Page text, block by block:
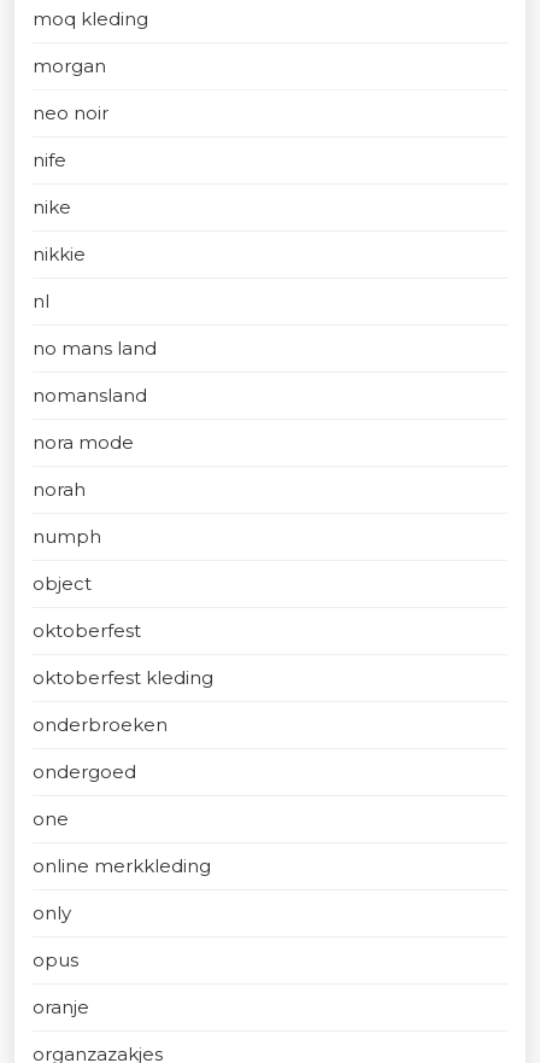
moq kleding
morgan
neo noir
nife
nike
nikkie
nl
no mans land
nomansland
nora mode
norah
numph
object
oktoberfest
oktoberfest kleding
onderbroeken
ondergoed
one
online merkkleding
only
opus
oranje
organzazakjes